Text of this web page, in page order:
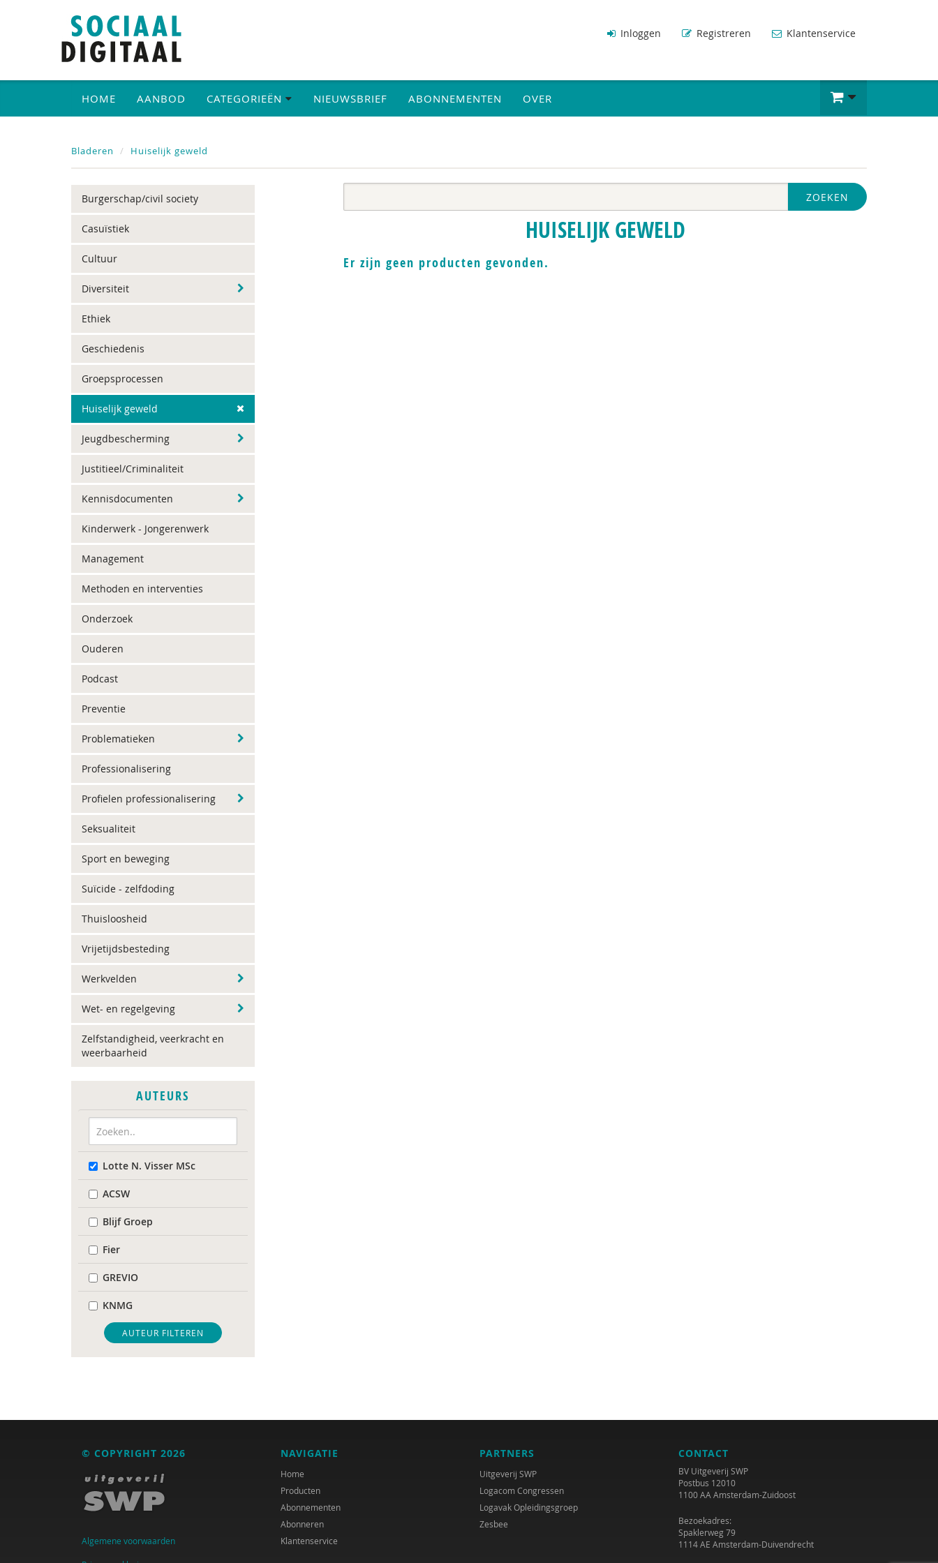
Inloggen Registreren Klantenservice
HOME AANBOD CATEGORIEËN NIEUWSBRIEF ABONNEMENTEN OVER
Bladeren Huiselijk geweld
Burgerschap/civil society
Casuïstiek
Cultuur
Diversiteit
Ethiek
Geschiedenis
Groepsprocessen
Huiselijk geweld
Jeugdbescherming
Justitieel/Criminaliteit
Kennisdocumenten
Kinderwerk - Jongerenwerk
Management
Methoden en interventies
Onderzoek
Ouderen
Podcast
Preventie
Problematieken
Professionalisering
Profielen professionalisering
Seksualiteit
Sport en beweging
Suïcide - zelfdoding
Thuisloosheid
Vrijetijdsbesteding
Werkvelden
Wet- en regelgeving
Zelfstandigheid, veerkracht en
weerbaarheid
AUTEURS
Lotte N. Visser MSc
ACSW
Blijf Groep
Fier
GREVIO
KNMG
Pharos
Regioplan
Anne Addink
Channa Al
Audrey Alards
AUTEUR FILTEREN
ZOEKEN
HUISELIJK GEWELD
Er zijn geen producten gevonden.
© COPYRIGHT 2026
Algemene voorwaarden
NAVIGATIE
Home
Producten
Abonnementen
Abonneren
Klantenservice
PARTNERS
Uitgeverij SWP
Logacom Congressen
Logavak Opleidingsgroep
Zesbee
CONTACT
BV Uitgeverij SWP
Postbus 12010
1100 AA Amsterdam-Zuidoost
Bezoekadres:
Spaklerweg 79
1114 AE Amsterdam-Duivendrecht